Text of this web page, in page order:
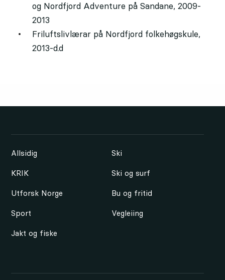
og Nordfjord Adventure på Sandane, 2009-
2013
Friluftslivlærar på Nordfjord folkehøgskule,
2013-d.d
Allsidig
KRIK
Utforsk Norge
Sport
Jakt og fiske
Ski
Ski og surf
Bu og fritid
Vegleiing